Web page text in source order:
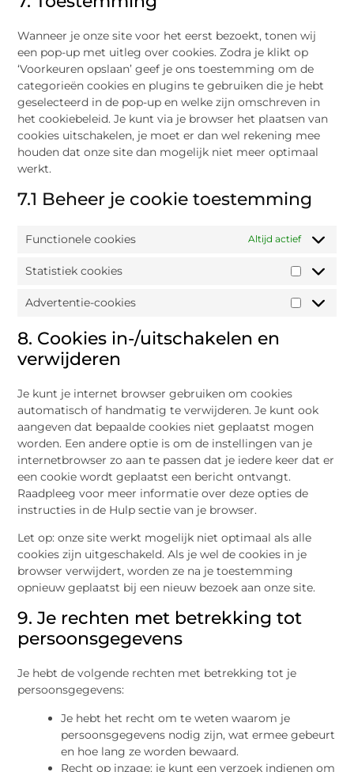
Wanneer je onze site voor het eerst bezoekt, tonen wij
een pop-up met uitleg over cookies. Zodra je klikt op
‘Voorkeuren opslaan’ geef je ons toestemming om de
categorieën cookies en plugins te gebruiken die je hebt
geselecteerd in de pop-up en welke zijn omschreven in
het cookiebeleid. Je kunt via je browser het plaatsen van
cookies uitschakelen, je moet er dan wel rekening mee
houden dat onze site dan mogelijk niet meer optimaal
werkt.
7.1 Beheer je cookie toestemming
Functionele cookies Altijd actief
Statistiek cookies
Advertentie-cookies
8. Cookies in-/uitschakelen en
verwijderen
Je kunt je internet browser gebruiken om cookies
automatisch of handmatig te verwijderen. Je kunt ook
aangeven dat bepaalde cookies niet geplaatst mogen
worden. Een andere optie is om de instellingen van je
internetbrowser zo aan te passen dat je iedere keer dat er
een cookie wordt geplaatst een bericht ontvangt.
Raadpleeg voor meer informatie over deze opties de
instructies in de Hulp sectie van je browser.
Let op: onze site werkt mogelijk niet optimaal als alle
cookies zijn uitgeschakeld. Als je wel de cookies in je
browser verwijdert, worden ze na je toestemming
opnieuw geplaatst bij een nieuw bezoek aan onze site.
9. Je rechten met betrekking tot
persoonsgegevens
Je hebt de volgende rechten met betrekking tot je
persoonsgegevens:
Je hebt het recht om te weten waarom je
persoonsgegevens nodig zijn, wat ermee gebeurt
en hoe lang ze worden bewaard.
Recht op inzage: je kunt een verzoek indienen om